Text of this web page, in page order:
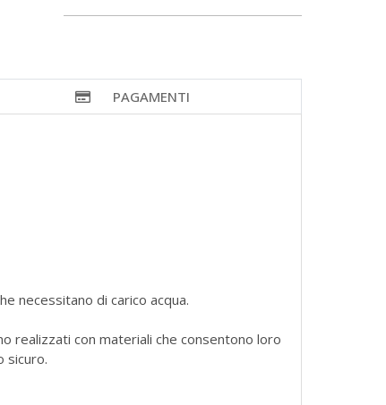
PAGAMENTI
necessitano di carico acqua.
realizzati con materiali che consentono loro
sicuro.